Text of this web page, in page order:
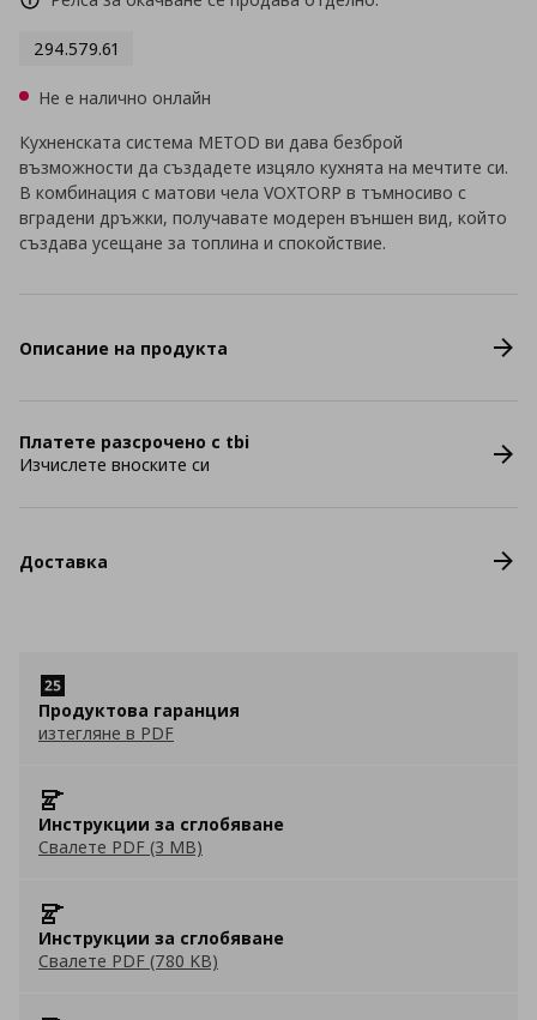
294.579.61
Не е налично онлайн
Кухненската система METOD ви дава безброй
възможности да създадете изцяло кухнята на мечтите си.
В комбинация с матови чела VOXTORP в тъмносиво с
вградени дръжки, получавате модерен външен вид, който
създава усещане за топлина и спокойствие.
Описание на продукта
Платете разсрочено с tbi
Изчислете вноските си
Доставка
Продуктова гаранция
изтегляне в PDF
Инструкции за сглобяване
Свалете PDF (3 MB)
Инструкции за сглобяване
Свалете PDF (780 KB)